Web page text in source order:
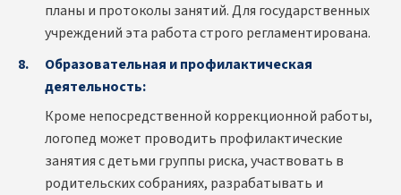
планы и протоколы занятий. Для государственных
учреждений эта работа строго регламентирована.
Образовательная и профилактическая
деятельность:
Кроме непосредственной коррекционной работы,
логопед может проводить профилактические
занятия с детьми группы риска, участвовать в
родительских собраниях, разрабатывать и